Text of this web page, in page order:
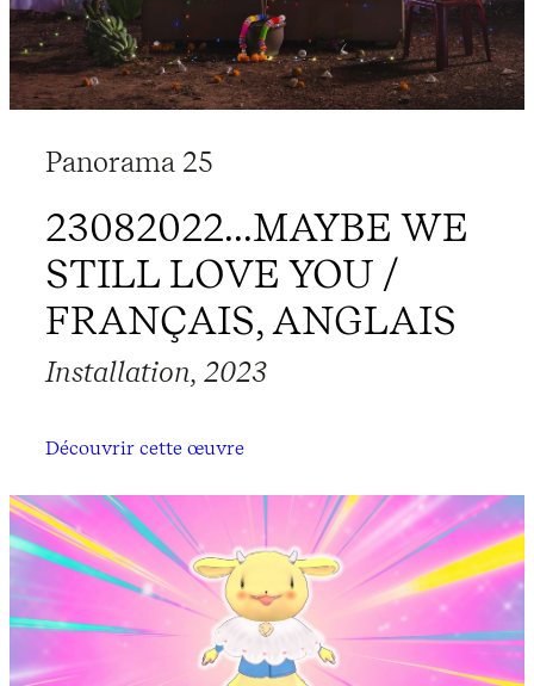
Panorama 25
23082022...MAYBE WE
STILL LOVE YOU /
FRANÇAIS, ANGLAIS
Installation, 2023
Découvrir cette œuvre